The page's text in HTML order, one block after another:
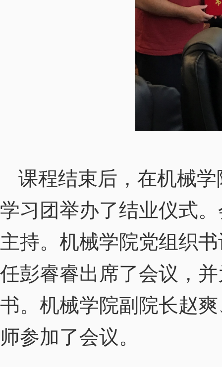
课程结束后，在机械学
学习团举办了结业仪式
主持。机械学院党组织
任彭睿睿出席了会议，
书。机械学院副院长赵
师参加了会议。